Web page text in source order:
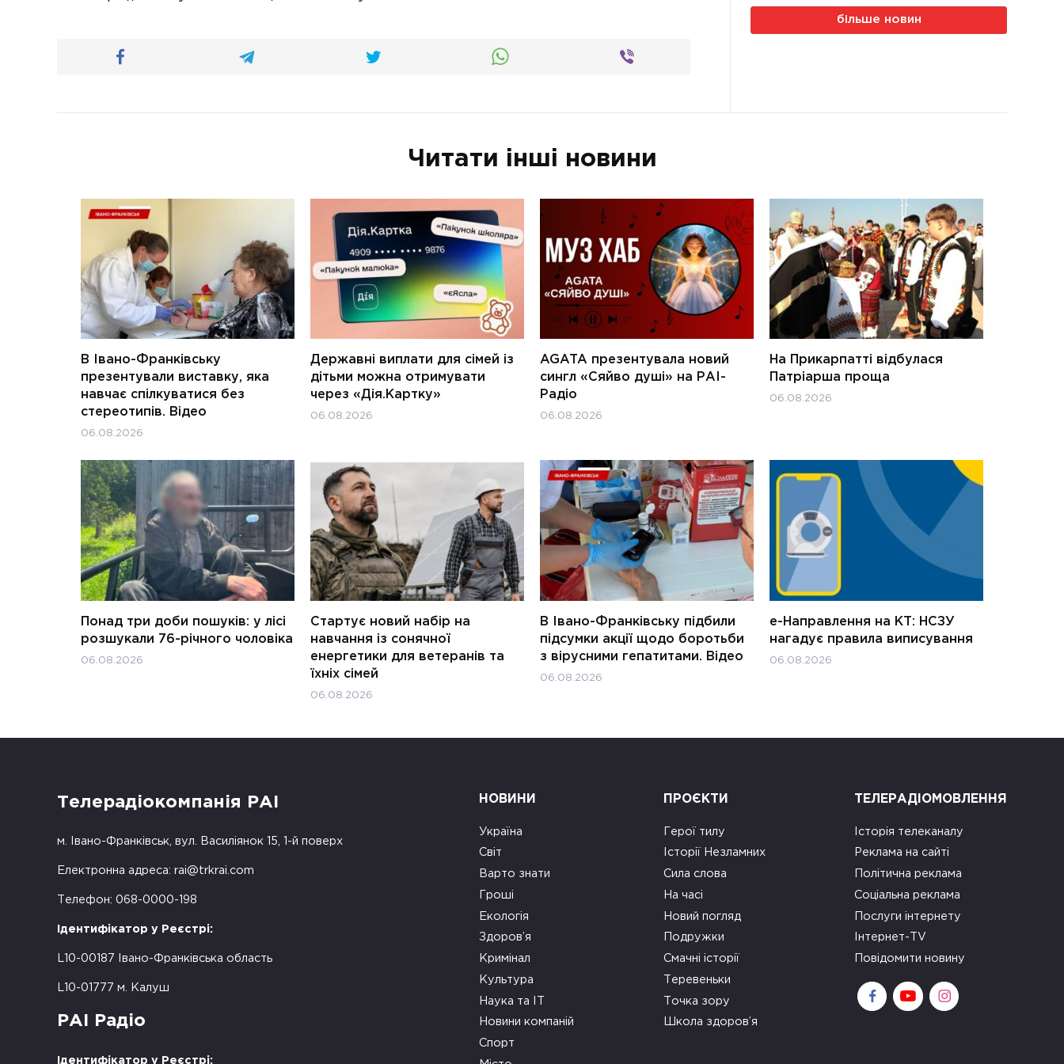
більше новин
Читати інші новини
В Івано-Франківську
презентували виставку, яка
навчає спілкуватися без
стереотипів. Відео
06.08.2026
Державні виплати для сімей із
дітьми можна отримувати
через «Дія.Картку»
06.08.2026
AGATA презентувала новий
сингл «Сяйво душі» на РАІ-
Радіо
06.08.2026
На Прикарпатті відбулася
Патріарша проща
06.08.2026
Понад три доби пошуків: у лісі
розшукали 76-річного чоловіка
06.08.2026
Стартує новий набір на
навчання із сонячної
енергетики для ветеранів та
їхніх сімей
06.08.2026
В Івано-Франківську підбили
підсумки акції щодо боротьби
з вірусними гепатитами. Відео
06.08.2026
е-Направлення на КТ: НСЗУ
нагадує правила виписування
06.08.2026
Телерадіокомпанія РАІ
м. Івано-Франківськ, вул. Василіянок 15, 1-й поверх
Електронна адреса: rai@trkrai.com
Телефон: 068-0000-198
Ідентифікатор у Реєстрі:
L10-00187 Івано-Франківська область
L10-01777 м. Калуш
РАІ Радіо
Ідентифікатор у Реєстрі:
НОВИНИ
Україна
Світ
Варто знати
Гроші
Екологія
Здоров’я
Кримінал
Культура
Наука та ІТ
Новини компаній
Спорт
ПРОЄКТИ
Герої тилу
Історії Незламних
Сила слова
На часі
Новий погляд
Подружки
Смачні історії
Теревеньки
Точка зору
Школа здоров’я
ТЕЛЕРАДІОМОВЛЕННЯ
Історія телеканалу
Реклама на сайті
Політична реклама
Соціальна реклама
Послуги інтернету
Інтернет-TV
Повідомити новину